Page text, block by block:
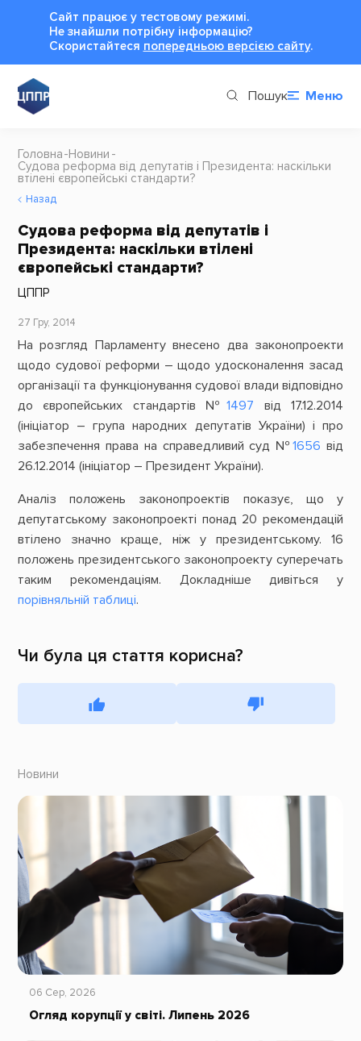
Сайт працює у тестовому режимі.
Не знайшли потрібну інформацію?
Cкористайтеся попередньою версією сайту.
Пошук Меню
Головна Новини
Судова реформа від депутатів і Президента: наскільки
втілені європейські стандарти?
Назад
Судова реформа від депутатів і
Президента: наскільки втілені
європейські стандарти?
ЦППР
27 Гру, 2014
На розгляд Парламенту внесено два законопроекти
щодо судової реформи – щодо удосконалення засад
організації та функціонування судової влади відповідно
до європейських стандартів №1497 від 17.12.2014
(ініціатор – група народних депутатів України) і про
забезпечення права на справедливий суд №1656 від
26.12.2014 (ініціатор – Президент України).
Аналіз положень законопроектів показує, що у
депутатському законопроекті понад 20 рекомендацій
втілено значно краще, ніж у президентському. 16
положень президентського законопроекту суперечать
таким рекомендаціям. Докладніше дивіться у
порівняльній таблиці.
Чи була ця стаття корисна?
Новини
06 Сер, 2026
Огляд корупції у світі. Липень 2026